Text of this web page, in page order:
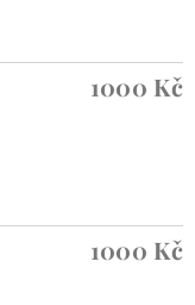
1000 Kč
1000 Kč